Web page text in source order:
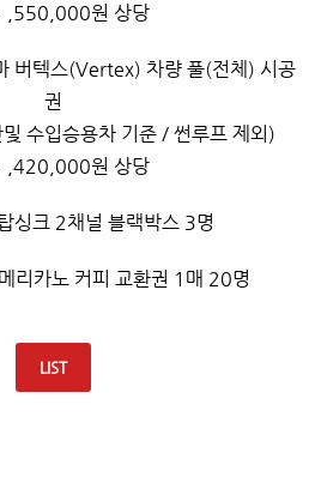
원 상당
버텍스(Vertex) 차량 풀(전체) 시공
권
수입승용차 기준 / 썬루프 제외)
원 상당
싱크 2채널 블랙박스 3명
리카노 커피 교환권 1매 20명
LIST